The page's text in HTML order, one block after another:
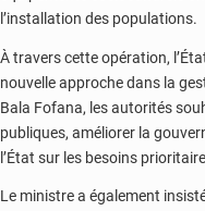
l’installation des populations.
À travers cette opération,
nouvelle approche dans la
Bala Fofana, les autorités
publiques, améliorer la
l’État sur les besoins
Le ministre a également